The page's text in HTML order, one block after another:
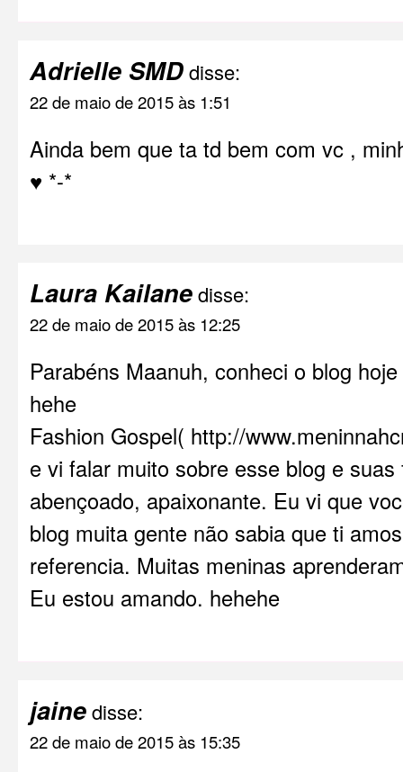
Adrielle SMDdisse:
22 de maio de 2015 às 1:51
Ainda bem que ta td bem com vc ,
♥ *-*
Laura Kailanedisse:
22 de maio de 2015 às 12:25
Parabéns Maanuh, conheci o blog
hehe
Fashion Gospel( http://
e vi falar muito sobre esse blog e
abençoado, apaixonante. Eu vi que
blog muita gente não sabia que ti
referencia. Muitas meninas
Eu estou amando. hehehe
jainedisse:
22 de maio de 2015 às 15:35